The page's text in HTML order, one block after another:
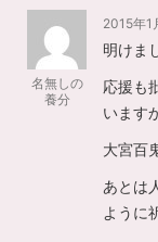
名無しの
養分
2015年1
明けま
応援も
います
大宮百
あとは
ように